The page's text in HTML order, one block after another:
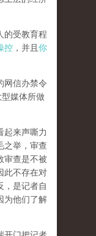
的受教育程
控 ，并且 你
网信办禁令
媒体所做
起来声嘶力
之举，审查
审查是不被
此不存在对
，是记者自
为他们了解